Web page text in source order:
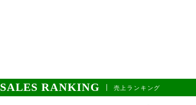
お買い物を続ける カートへ進む
SALES RANKING 売上ランキング